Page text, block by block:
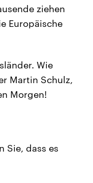
ziehen
Europäische
Wie
Martin Schulz,
Morgen!
Sie, dass es